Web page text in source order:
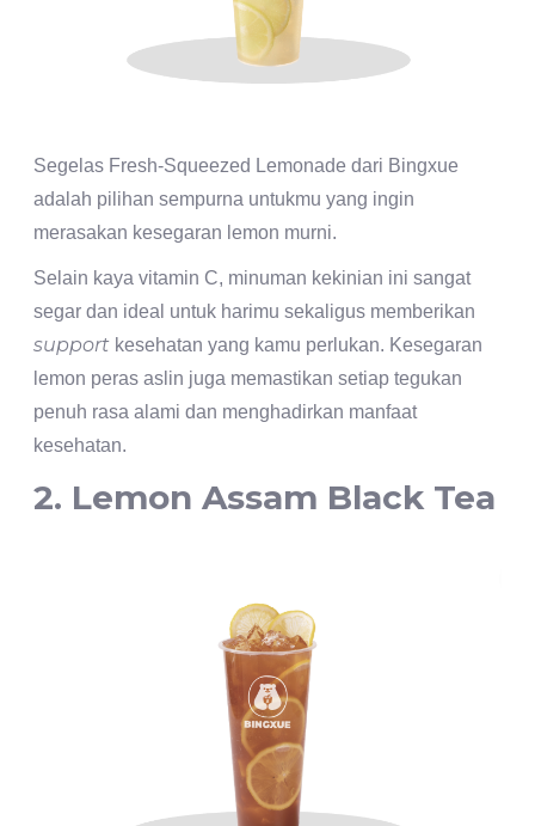
Segelas Fresh-Squeezed Lemonade dari Bingxue
adalah pilihan sempurna untukmu yang ingin
merasakan kesegaran lemon murni.
Selain kaya vitamin C, minuman kekinian ini sangat
segar dan ideal untuk harimu sekaligus memberikan
support kesehatan yang kamu perlukan. Kesegaran
lemon peras aslin juga memastikan setiap tegukan
penuh rasa alami dan menghadirkan manfaat
kesehatan.
2. Lemon Assam Black Tea